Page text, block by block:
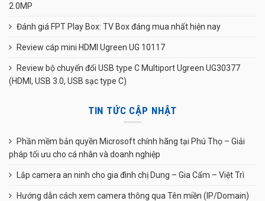
2.0MP
Đánh giá FPT Play Box: TV Box đáng mua nhất hiện nay
Review cáp mini HDMI Ugreen UG 10117
Review bộ chuyển đổi USB type C Multiport Ugreen UG30377
(HDMI, USB 3.0, USB sạc type C)
TIN TỨC CẬP NHẬT
Phần mềm bản quyền Microsoft chính hãng tại Phú Thọ – Giải
pháp tối ưu cho cá nhân và doanh nghiệp
Lắp camera an ninh cho gia đình chị Dung – Gia Cẩm – Việt Trì
Hướng dẫn cách xem camera thông qua Tên miền (IP/Domain)